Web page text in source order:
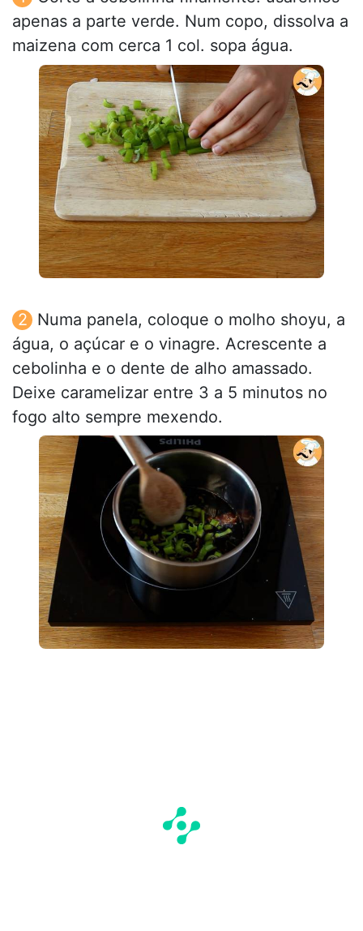
apenas a parte verde. Num copo, dissolva a
maizena com cerca 1 col. sopa água.
Numa panela, coloque o molho shoyu, a
água, o açúcar e o vinagre. Acrescente a
cebolinha e o dente de alho amassado.
Deixe caramelizar entre 3 a 5 minutos no
fogo alto sempre mexendo.